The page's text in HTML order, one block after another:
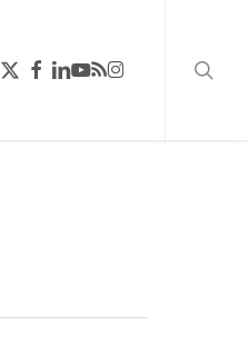
ТВИТТЕР
FACEBOOK
LINKEDIN
YOUTUBE
RSSINSTAGRAM